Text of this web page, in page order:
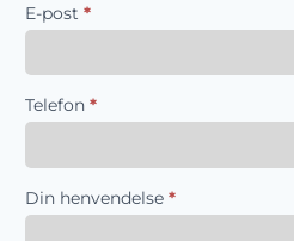
E-post *
Telefon *
Din henvendelse *